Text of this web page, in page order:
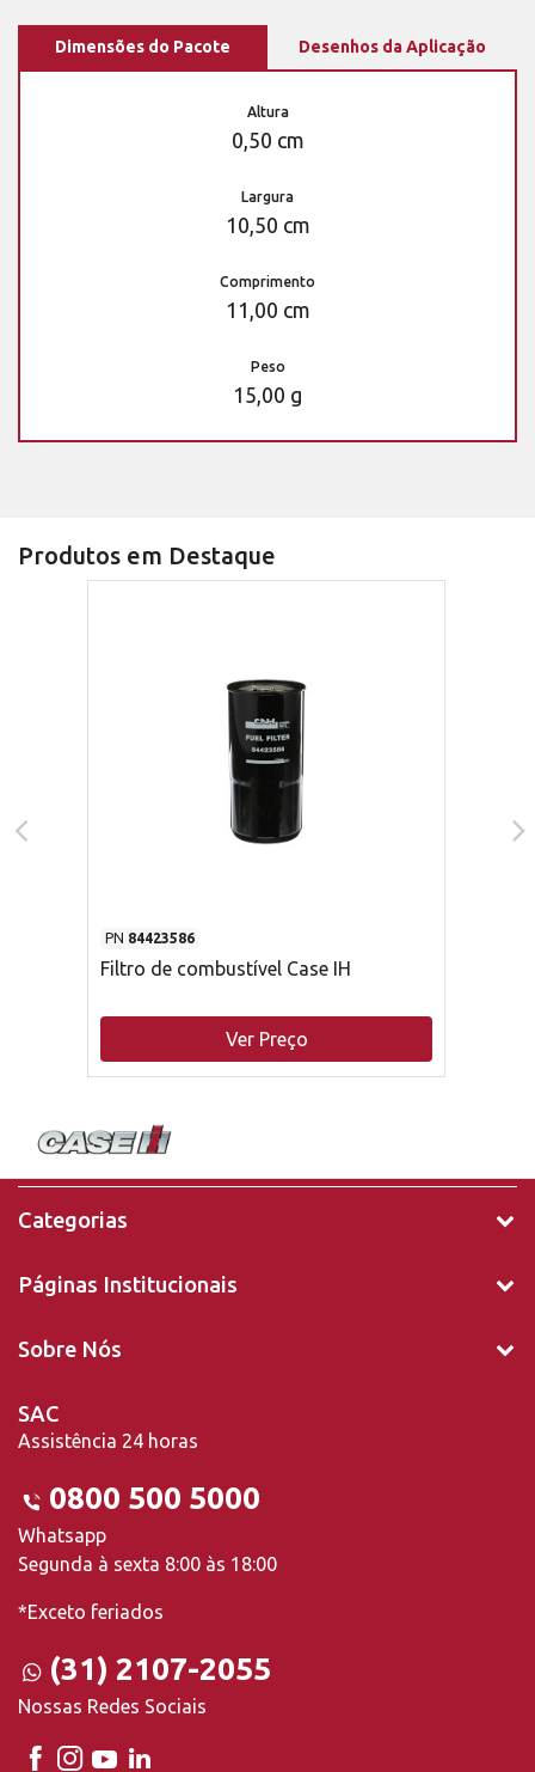
Dimensões do Pacote Desenhos da Aplicação
Altura
0,50 cm
Largura
10,50 cm
Comprimento
11,00 cm
Peso
15,00 g
Produtos em Destaque
PN 84423586
Filtro de combustível Case IH
Ver Preço
Categorias
Páginas Institucionais
Sobre Nós
SAC
Assistência 24 horas
0800 500 5000
Whatsapp
Segunda à sexta 8:00 às 18:00
*Exceto feriados
(31) 2107-2055
Nossas Redes Sociais